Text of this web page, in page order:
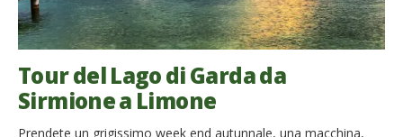
Tour del Lago di Garda da
Sirmione a Limone
Prendete un grigissimo week end autunnale, una macchina,